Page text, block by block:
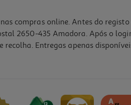
compras online. Antes do
2650-435 Amadora. Após o
recolha. Entregas apenas